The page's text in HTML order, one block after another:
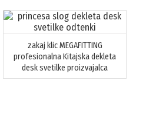
zakaj klic MEGAFITTING
profesionalna Kitajska dekleta
desk svetilke proizvajalca